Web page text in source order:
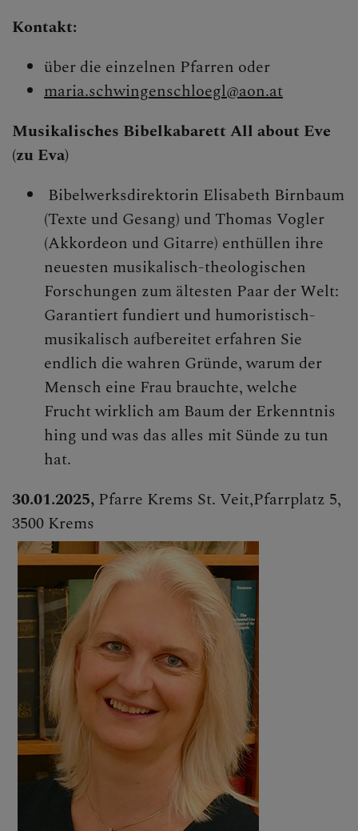
RÜCKBLICK
INTERN
Kontakt:
über die einzelnen Pfarren oder
maria.schwingenschloegl@aon.at
Musikalisches Bibelkabarett All about Eve
(zu Eva)
Bibelwerksdirektorin Elisabeth Birnbaum
(Texte und Gesang) und Thomas Vogler
(Akkordeon und Gitarre) enthüllen ihre
neuesten musikalisch-theologischen
Forschungen zum ältesten Paar der Welt:
Garantiert fundiert und humoristisch-
musikalisch aufbereitet erfahren Sie
endlich die wahren Gründe, warum der
Mensch eine Frau brauchte, welche
Frucht wirklich am Baum der Erkenntnis
hing und was das alles mit Sünde zu tun
hat.
30.01.2025, Pfarre Krems St. Veit,Pfarrplatz 5,
3500 Krems